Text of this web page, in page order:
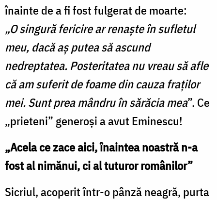
înainte de a fi fost fulgerat de moarte:
„O singură fericire ar renaşte în sufletul
meu, dacă aş putea să ascund
nedreptatea. Posteritatea nu vreau să afle
că am suferit de foame din cauza fraţilor
mei. Sunt prea mândru în sărăcia mea”. Ce
„prieteni” generoși a avut Eminescu!
„Acela ce zace aici, înaintea noastră n-a
fost al nimănui, ci al tuturor românilor”
Sicriul, acoperit într-o pânză neagră, purta